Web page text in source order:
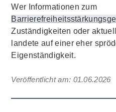
Wer Informationen zum
Zuständigkeiten oder
landete auf einer eher
Eigenständigkeit.
Veröffentlicht am: 01.06.2026